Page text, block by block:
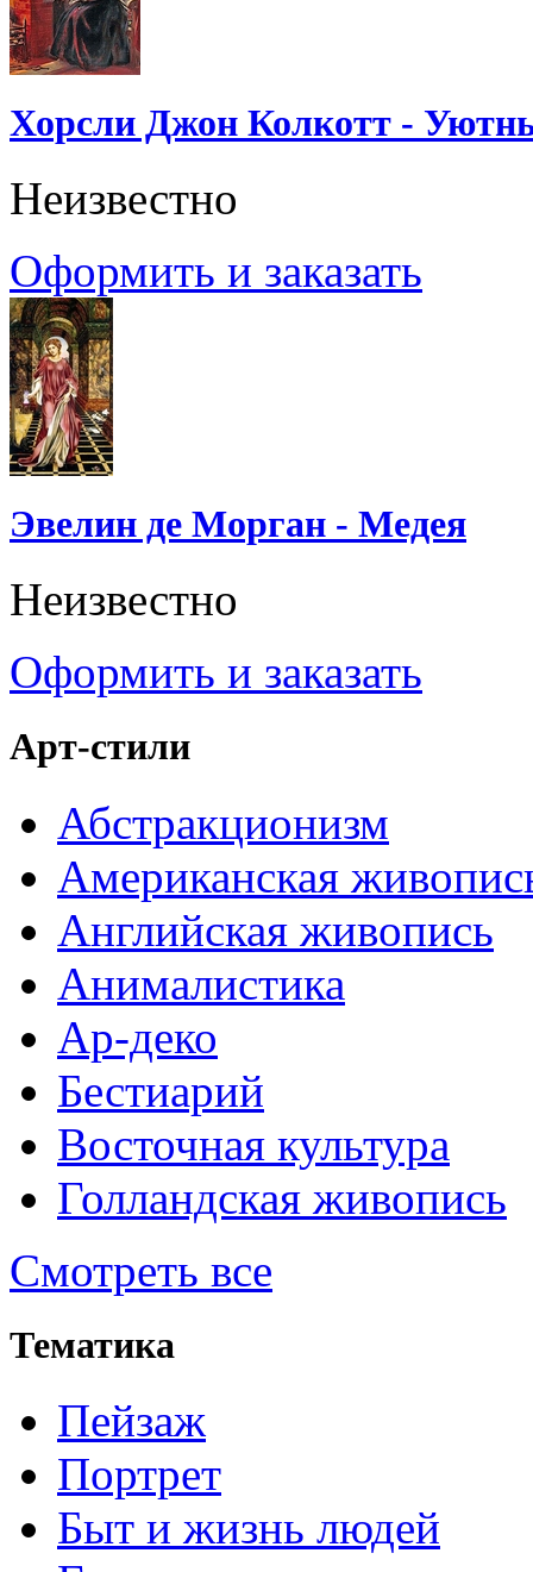
Хорсли Джон Колкотт -
Неизвестно
Оформить и заказать
Эвелин де Морган - Медея
Неизвестно
Оформить и заказать
Арт-стили
Абстракционизм
Американская
Английская живопись
Анималистика
Ар-деко
Бестиарий
Восточная культура
Голландская живопись
Смотреть все
Тематика
Пейзаж
Портрет
Быт и жизнь людей